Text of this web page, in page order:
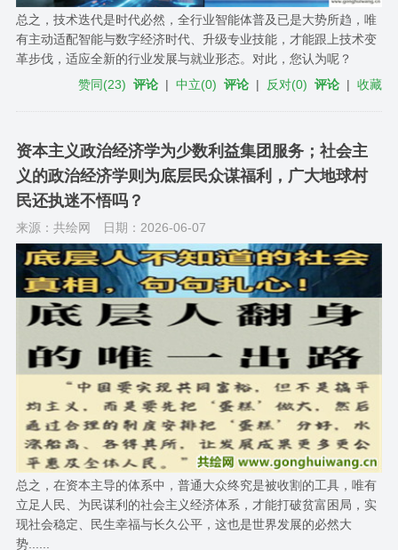
总之，技术迭代是时代必然，全行业智能体普及已是大势所趋，唯
有主动适配智能与数字经济时代、升级专业技能，才能跟上技术变
革步伐，适应全新的行业发展与就业形态。对此，您认为呢？
赞同(23) 评论 |中立(0) 评论 | 反对(0) 评论 |收藏
资本主义政治经济学为少数利益集团服务；社会主
义的政治经济学则为底层民众谋福利，广大地球村
民还执迷不悟吗？
来源：共绘网 日期：2026-06-07
总之，在资本主导的体系中，普通大众终究是被收割的工具，唯有
立足人民、为民谋利的社会主义经济体系，才能打破贫富困局，实
现社会稳定、民生幸福与长久公平，这也是世界发展的必然大
势......